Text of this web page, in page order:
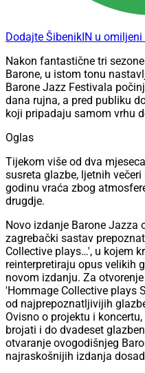
Dodajte ŠibenikIN u
Nakon fantastične tri
Barone, u istom tonu
Barone Jazz Festivala
dana rujna, a pred publiku
koji pripadaju samom vrhu
Oglas
Tijekom više od dva
susreta glazbe, ljetnih
godinu vraća zbog
drugdje.
Novo izdanje Barone Jazza
zagrebački sastav
Collective plays…', u kojem
reinterpretiraju opus velikih
novom izdanju. Za
'Hommage Collective plays
od najprepoznatljivijih
Ovisno o projektu i
brojati i do dvadeset
otvaranje ovogodišnjeg
najraskošnijih izdanja